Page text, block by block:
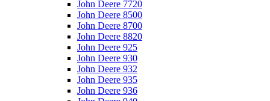
John Deere 7720
John Deere 8500
John Deere 8700
John Deere 8820
John Deere 925
John Deere 930
John Deere 932
John Deere 935
John Deere 936